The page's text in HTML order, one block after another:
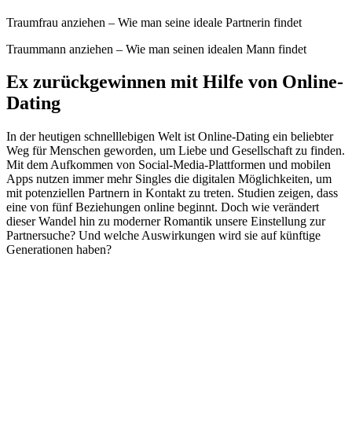
Traumfrau anziehen – Wie man seine ideale Partnerin findet
Traummann anziehen – Wie man seinen idealen Mann findet
Ex zurückgewinnen mit Hilfe von Online-
Dating
In der heutigen schnelllebigen Welt ist Online-Dating ein beliebter
Weg für Menschen geworden, um Liebe und Gesellschaft zu finden.
Mit dem Aufkommen von Social-Media-Plattformen und mobilen
Apps nutzen immer mehr Singles die digitalen Möglichkeiten, um
mit potenziellen Partnern in Kontakt zu treten. Studien zeigen, dass
eine von fünf Beziehungen online beginnt. Doch wie verändert
dieser Wandel hin zu moderner Romantik unsere Einstellung zur
Partnersuche? Und welche Auswirkungen wird sie auf künftige
Generationen haben?